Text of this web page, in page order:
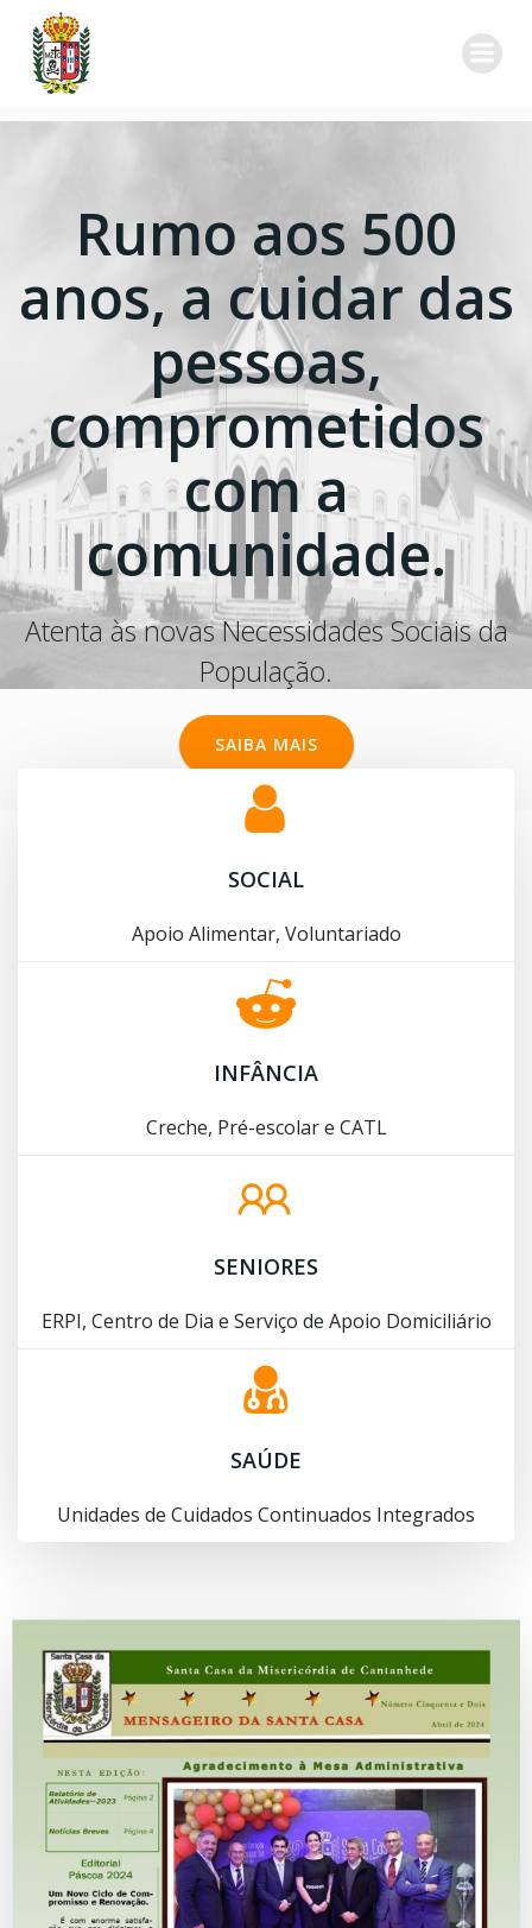
Rumo aos 500
anos, a cuidar das
pessoas,
comprometidos
com a
comunidade.
Atenta às novas Necessidades Sociais da
População.
SAIBA MAIS
SOCIAL
Apoio Alimentar, Voluntariado
INFÂNCIA
Creche, Pré-escolar e CATL
SENIORES
ERPI, Centro de Dia e Serviço de Apoio Domiciliário
SAÚDE
Unidades de Cuidados Continuados Integrados